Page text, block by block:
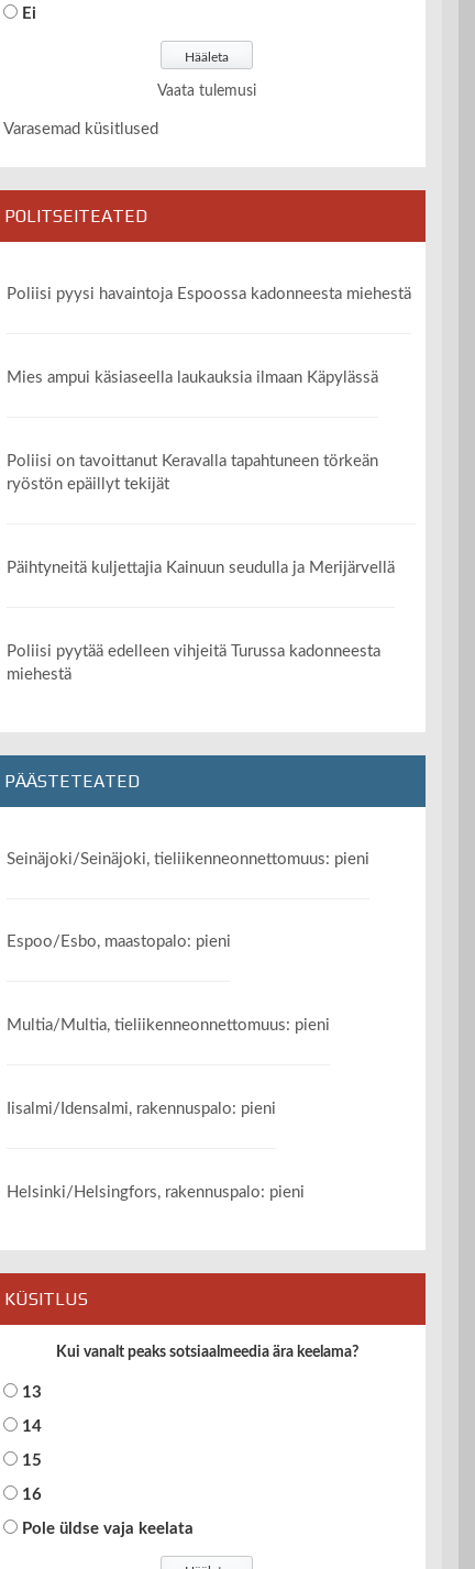
Ei
Vaata tulemusi
Varasemad küsitlused
POLITSEITEATED
Poliisi pyysi havaintoja Espoossa kadonneesta miehestä
Mies ampui käsiaseella laukauksia ilmaan Käpylässä
Poliisi on tavoittanut Keravalla tapahtuneen törkeän
ryöstön epäillyt tekijät
Päihtyneitä kuljettajia Kainuun seudulla ja Merijärvellä
Poliisi pyytää edelleen vihjeitä Turussa kadonneesta
miehestä
PÄÄSTETEATED
Seinäjoki/Seinäjoki, tieliikenneonnettomuus: pieni
Espoo/Esbo, maastopalo: pieni
Multia/Multia, tieliikenneonnettomuus: pieni
Iisalmi/Idensalmi, rakennuspalo: pieni
Helsinki/Helsingfors, rakennuspalo: pieni
KÜSITLUS
Kui vanalt peaks sotsiaalmeedia ära keelama?
13
14
15
16
Pole üldse vaja keelata